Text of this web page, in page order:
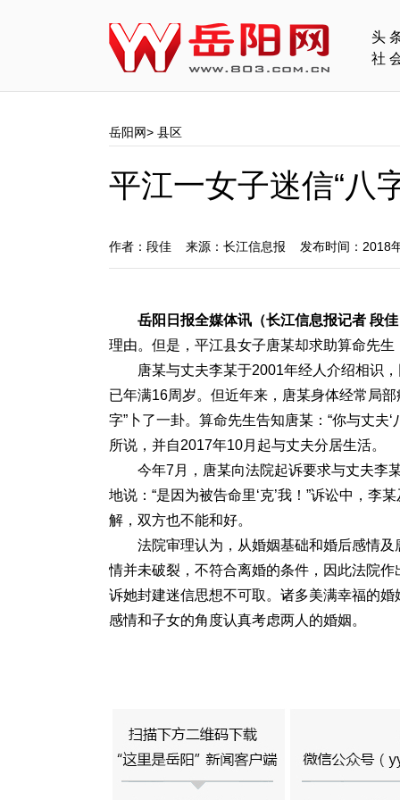
头
社
岳阳网> 县区
平江一女子迷信“八
作者：段佳 来源：长江信息报 发布时间：2018
岳阳日报全媒体讯（长江信息报记者 段
理由。但是，平江县女子唐某却求助算命先
唐某与丈夫李某于2001年经人介绍相识
已年满16周岁。但近年来，唐某身体经常局
字”卜了一卦。算命先生告知唐某：“你与丈夫
所说，并自2017年10月起与丈夫分居生活。
今年7月，唐某向法院起诉要求与丈夫李
地说：“是因为被告命里‘克’我！”诉讼中，
解，双方也不能和好。
法院审理认为，从婚姻基础和婚后感情
情并未破裂，不符合离婚的条件，因此法院
诉她封建迷信思想不可取。诸多美满幸福的
感情和子女的角度认真考虑两人的婚姻。